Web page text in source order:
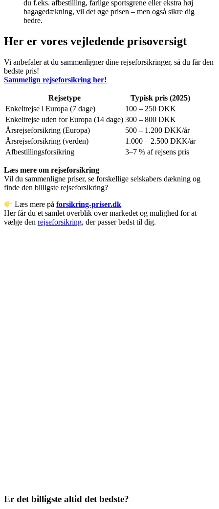
du f.eks. afbestilling, farlige sportsgrene eller ekstra høj
bagagedækning, vil det øge prisen – men også sikre dig
bedre.
Her er vores vejledende prisoversigt
Vi anbefaler at du sammenligner dine rejseforsikringer, så du får den
bedste pris!
Sammelign rejseforsikring her!
Rejsetype
Typisk pris (2025)
Enkeltrejse i Europa (7 dage)
100 – 250 DKK
Enkeltrejse uden for Europa (14 dage) 300 – 800 DKK
Årsrejseforsikring (Europa)
500 – 1.200 DKK/år
Årsrejseforsikring (verden)
1.000 – 2.500 DKK/år
Afbestillingsforsikring
3–7 % af rejsens pris
Læs mere om rejseforsikring
Vil du sammenligne priser, se forskellige selskabers dækning og
finde den billigste rejseforsikring?
Læs mere påforsikring-priser.dk
Her får du et samlet overblik over markedet og mulighed for at
vælge den rejseforsikring, der passer bedst til dig.
Er det billigste altid det bedste?